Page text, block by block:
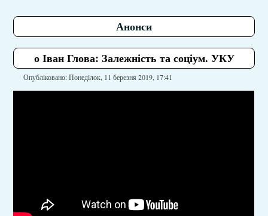
Анонси
о Іван Глова: Залежність та соціум. УКУ
Опубліковано: Понеділок, 11 березня 2019, 17:41